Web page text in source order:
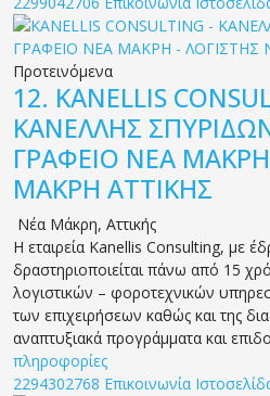
Προτεινόμενα
12. KANELLIS
ΚΑΝΕΛΛΗΣ
ΓΡΑΦΕΙΟ ΝΕΑ
ΜΑΚΡΗ ΑΤΤΙΚΗΣ
Νέα Μάκρη, Αττικής
Η εταιρεία Kanellis Consulting, με
δραστηριοποιείται πάνω από 15
λογιστικών – φοροτεχνικών
των επιχειρήσεων καθώς και της
αναπτυξιακά προγράμματα και
πληροφορίες
2294302768 Επικοινωνία